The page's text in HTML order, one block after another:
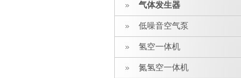
气体发生器
低噪音空气泵
氢空一体机
氮氢空一体机